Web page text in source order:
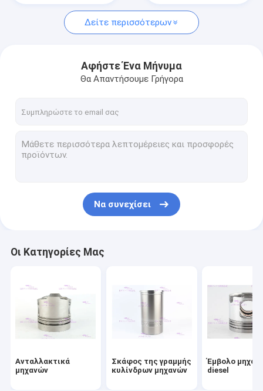
Σκάφος της γραμμής κυλίνδρων μηχανών
Έμβολο μηχανών diesel
Εξάρτηση σκαφών της γραμμής κυλίνδρων
Εξάρτηση στολισμάτων μηχανών
Αντικατάσταση δίσκων συμπλεκτών
Εγχυτήρας καυσίμων diesel
Αντλία εξολκέων πετρελαίου
Δείτε περισσότερων
Αφήστε Ένα Μήνυμα
Θα Απαντήσουμε Γρήγορα
Να συνεχίσει
Οι Κατηγορίες Μας
Ανταλλακτικά
μηχανών
Σκάφος της γραμμής
κυλίνδρων μηχανών
Έμβολο
diesel